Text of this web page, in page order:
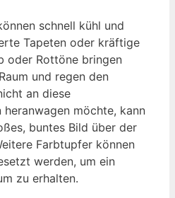
schnell kühl und
Tapeten oder kräftige
oder Rottöne bringen
und regen den
an diese
heranwagen möchte, kann
buntes Bild über der
Farbtupfer können
werden, um ein
zu erhalten.